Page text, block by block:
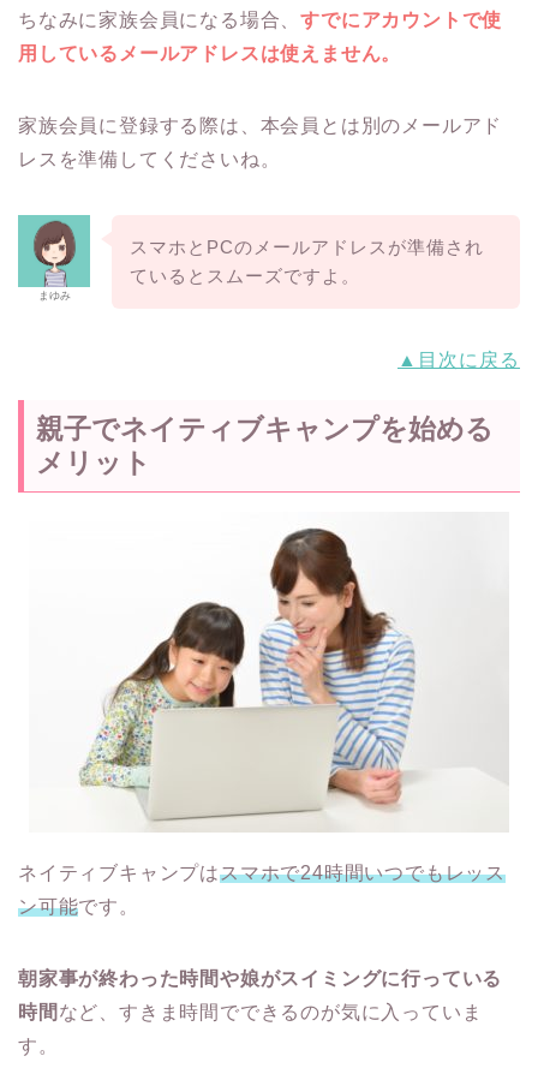
ちなみに家族会員になる場合、すでにアカウントで使
用しているメールアドレスは使えません。
家族会員に登録する際は、本会員とは別のメールアド
レスを準備してくださいね。
まゆみ
スマホとPCのメールアドレスが準備され
ているとスムーズですよ。
▲目次に戻る
親子でネイティブキャンプを始める
メリット
ネイティブキャンプはスマホで24時間いつでもレッス
ン可能です。
朝家事が終わった時間や娘がスイミングに行っている
時間 など、すきま時間でできるのが気に入っていま
す。